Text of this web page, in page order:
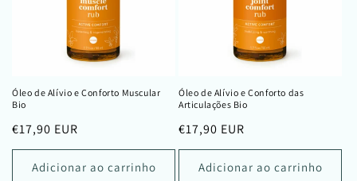
Óleo de Alívio e Conforto Muscular
Bio
Preço
normal
€17,90 EUR
Adicionar ao carrinho
Óleo de Alívio e Conforto das
Articulações Bio
Preço
normal
€17,90 EUR
Adicionar ao carrinho